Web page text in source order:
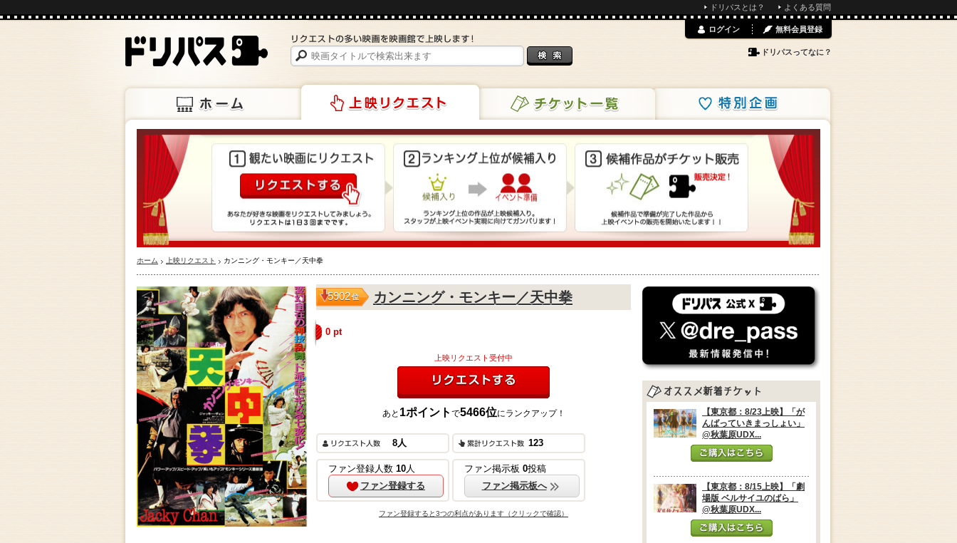
ドリパスとは？ よくある質問
チケット一覧 特別企画
ログイン 無料会員登録
ドリパスってなに？
ホーム 上映リクエスト カンニング・モンキー／天中拳
5902位 カンニング・モンキー／天中拳
0 pt
上映リクエスト受付中
リクエストする
あと 1ポイント で5466位にランクアップ！
8人 123
ファン登録人数 10人
ファン登録する
ファン掲示板 0投稿
ファン掲示板へ
ファン登録すると3つの利点があります（クリックで確認）
【東京都：8/23上映】「が
んばっていきまっしょい」
@秋葉原UDX...
ご購入はこちら
【東京都：8/15上映】「劇
場版 ベルサイユのばら」
@秋葉原UDX...